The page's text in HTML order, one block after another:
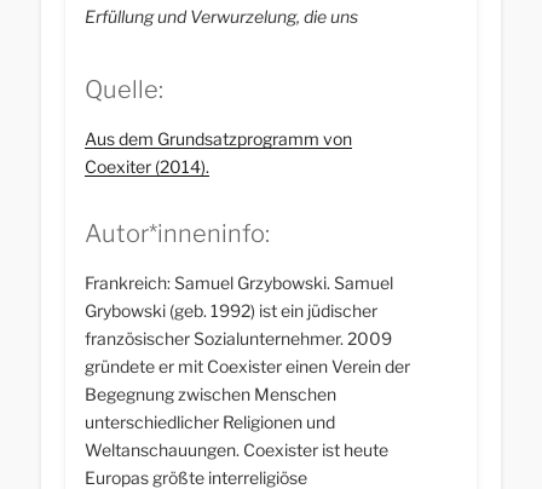
Erfüllung und Verwurzelung, die uns
Quelle:
Aus dem Grundsatzprogramm von
Coexiter (2014).
Autor*inneninfo:
Frankreich: Samuel Grzybowski. Samuel
Grybowski (geb. 1992) ist ein jüdischer
französischer Sozialunternehmer. 2009
gründete er mit Coexister einen Verein der
Begegnung zwischen Menschen
unterschiedlicher Religionen und
Weltanschauungen. Coexister ist heute
Europas größte interreligiöse